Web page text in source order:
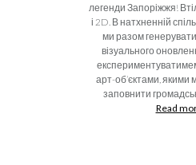
легенди Запоріжжя!
і 2D. В натхненній
ми разом
візуального
арт-об’єктами, якими
заповнити
Read